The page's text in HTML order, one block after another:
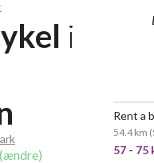
i
(ændre)
Rent a
54.4 km (
57 - 75